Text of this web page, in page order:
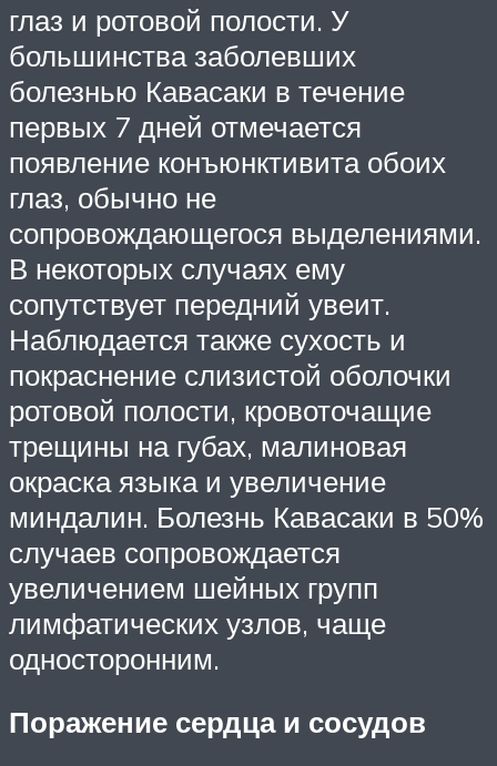
глаз и ротовой полости. У
большинства заболевших
болезнью Кавасаки в течение
первых 7 дней отмечается
появление конъюнктивита обоих
глаз, обычно не
сопровождающегося выделениями.
В некоторых случаях ему
сопутствует передний увеит.
Наблюдается также сухость и
покраснение слизистой оболочки
ротовой полости, кровоточащие
трещины на губах, малиновая
окраска языка и увеличение
миндалин. Болезнь Кавасаки в 50%
случаев сопровождается
увеличением шейных групп
лимфатических узлов, чаще
односторонним.
Поражение сердца и сосудов